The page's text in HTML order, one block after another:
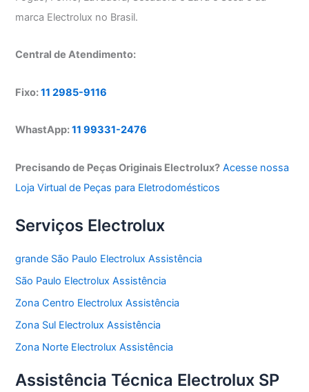
marca Electrolux no Brasil.
Central de Atendimento:
Fixo:11 2985-9116
WhastApp:11 99331-2476
Precisando de Peças Originais Electrolux? Acesse nossa
Loja Virtual de Peças para Eletrodomésticos
Serviços Electrolux
grande São Paulo Electrolux Assistência
São Paulo Electrolux Assistência
Zona Centro Electrolux Assistência
Zona Sul Electrolux Assistência
Zona Norte Electrolux Assistência
Assistência Técnica Electrolux SP